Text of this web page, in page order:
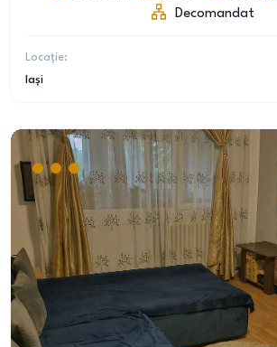
Decomandat
Locație:
Iași